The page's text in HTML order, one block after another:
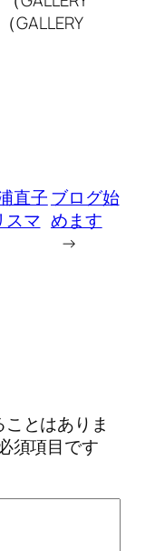
GALLERY
直子
マ
ブログ始
めます
→
とはありま
須項目です